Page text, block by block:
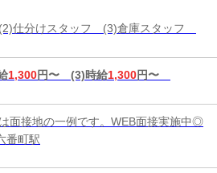
仕分けスタッフ (3)倉庫スタッフ
1,300円〜 (3)時給1,300円〜
面接地の一例です。WEB面接実施中◎
番町駅